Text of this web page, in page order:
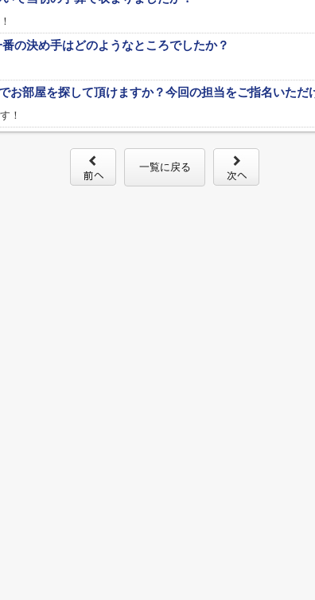
の決め手はどのようなところでしたか？
お部屋を探して頂けますか？今回の担当をご指名いただ
！
一覧に戻る